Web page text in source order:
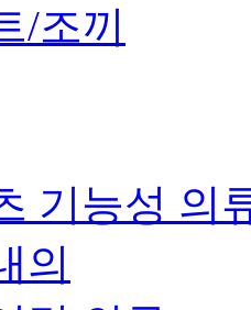
/조끼
기능성 의
의